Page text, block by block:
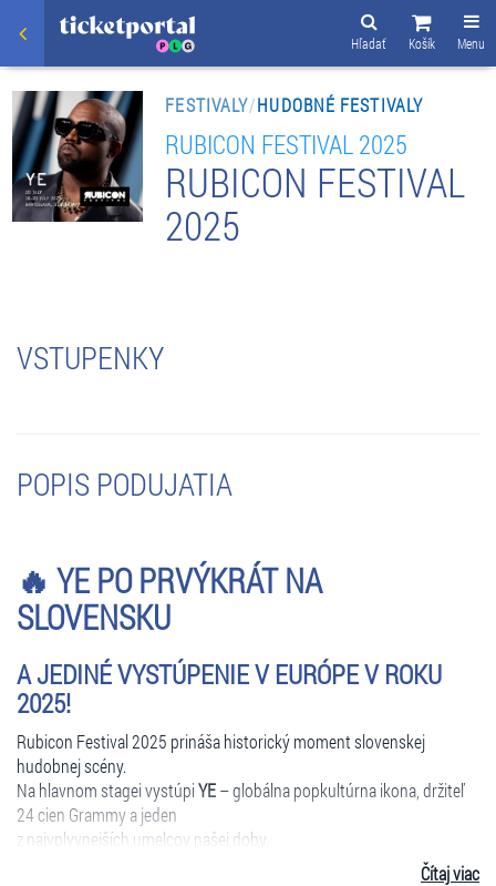
Menu
Košík
Hľadať
FESTIVALY/HUDOBNÉ FESTIVALY
RUBICON FESTIVAL 2025
RUBICON FESTIVAL
2025
VSTUPENKY
POPIS PODUJATIA
🔥 YE PO PRVÝKRÁT NA
SLOVENSKU
A JEDINÉ VYSTÚPENIE V EURÓPE V ROKU
2025!
Rubicon Festival 2025 prináša historický moment slovenskej
hudobnej scény.
Na hlavnom stagei vystúpiYE– globálna popkultúrna ikona, držiteľ
24 cien Grammy a jeden
z najvplyvnejších umelcov našej doby.
jedinéČítaj viac